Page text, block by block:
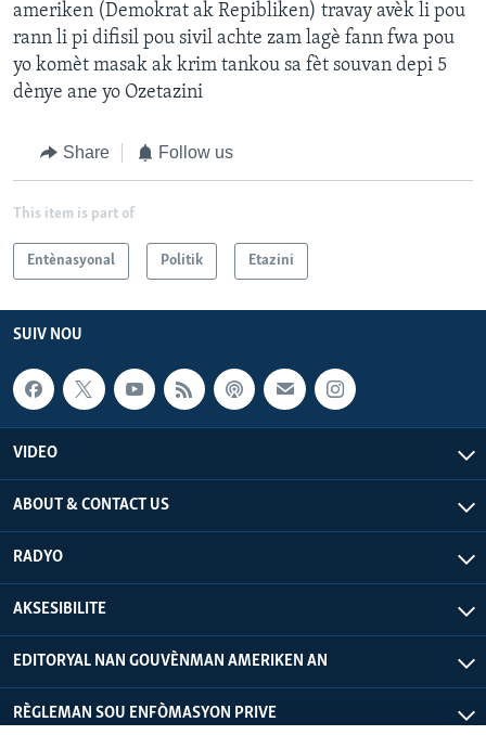
ameriken (Demokrat ak Repibliken) travay avèk li pou
rann li pi difisil pou sivil achte zam lagè fann fwa pou
yo komèt masak ak krim tankou sa fèt souvan depi 5
dènye ane yo Ozetazini
Share Follow us
This item is part of
Entènasyonal Politik Etazini
SUIV NOU
VIDEO
ABOUT & CONTACT US
RADYO
AKSESIBILITE
EDITORYAL NAN GOUVÈNMAN AMERIKEN AN
RÈGLEMAN SOU ENFÒMASYON PRIVE